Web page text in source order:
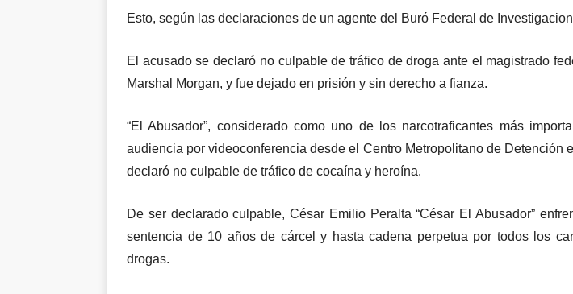
Esto, según las declaraciones de un agente del Buró Federal de
El acusado se declaró no culpable de tráfico de droga ante el magistrado
Marshal Morgan, y fue dejado en prisión y sin derecho a fianza.
“El Abusador”, considerado como uno de los narcotraficantes más
audiencia por videoconferencia desde el Centro Metropolitano de Detención
declaró no culpable de tráfico de cocaína y heroína.
De ser declarado culpable, César Emilio Peralta “César El Abusador”
sentencia de 10 años de cárcel y hasta cadena perpetua por todos los
drogas.